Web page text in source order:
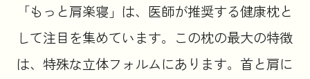
「もっと肩楽寝」は、医師が推奨する健康枕と
して注目を集めています。この枕の最大の特徴
は、特殊な立体フォルムにあります。首と肩に